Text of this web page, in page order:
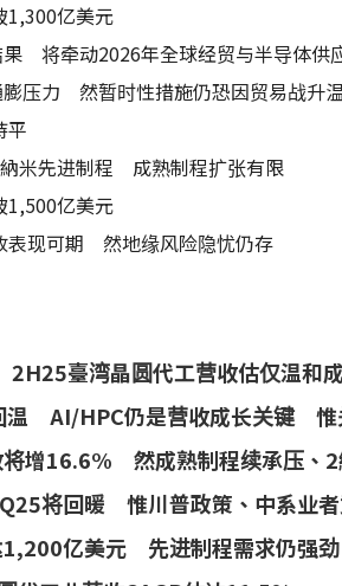
1,300亿美元
将牵动2026年全球经贸与半导体供
压力 然暂时性措施仍恐因贸易战升
平
米先进制程 成熟制程扩张有限
1,500亿美元
表现可期 然地缘风险隐忧仍存
臺湾晶圆代工营收估仅温和
温 AI/HPC仍是营收成长关键 惟
增16.6% 然成熟制程续承压、2
将回暖 惟川普政策、中系业
1,200亿美元 先进制程需求仍强